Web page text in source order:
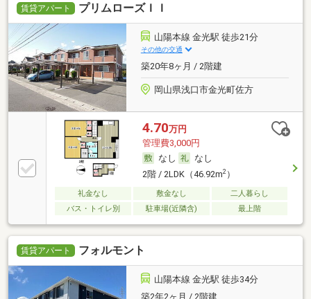
賃貸アパート プリムローズＩＩ
山陽本線 金光駅 徒歩21分
その他の交通
築20年8ヶ月 / 2階建
岡山県浅口市金光町佐方
4.70万円
管理費3,000円
なし
なし
2階 / 2LDK（46.92m2）
礼金なし 敷金なし
二人暮らし
バス・トイレ別
駐車場(近隣含) 最上階
賃貸アパート フォルモント
山陽本線 金光駅 徒歩34分
築2年2ヶ月 / 2階建